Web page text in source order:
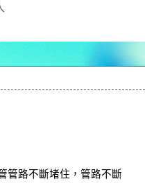
管路不斷堵住，管路不斷